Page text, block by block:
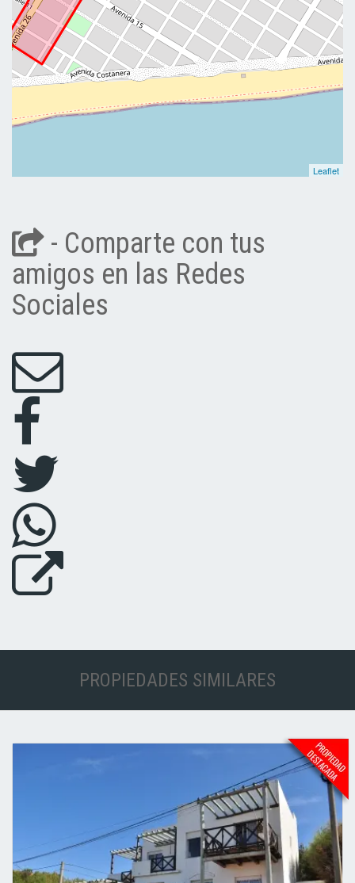
Leaflet
- Comparte con tus
amigos en las Redes
Sociales
PROPIEDADES SIMILARES